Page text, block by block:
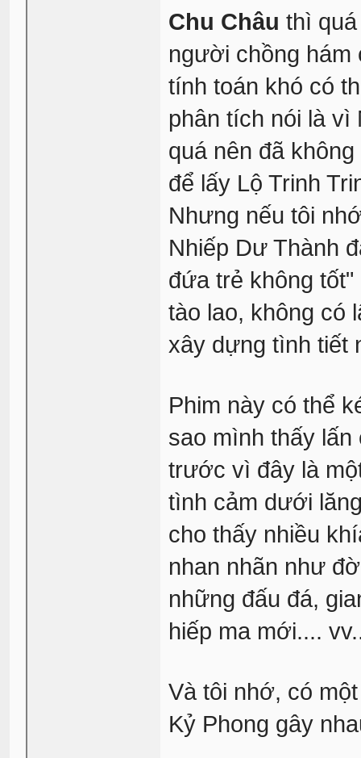
Chu Châu thì
người chồng
tính toán khó có
phân tích nói là vì
quá nên đã
để lấy Lộ Trinh
Nhưng nếu tôi
Nhiếp Dư Thành
đứa trẻ không
tào lao, không có
xây dựng tình tiết
Phim này có thể
sao mình thấy
trước vì đây là
tình cảm dưới
cho thấy nhiều
nhan nhãn như
những đấu đá,
hiếp ma mới....
Và tôi nhớ, có
Kỷ Phong gây